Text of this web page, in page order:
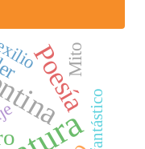
Poesía
Mito
fantástico